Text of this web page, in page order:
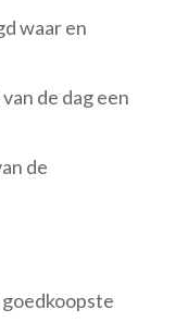
waar en
de dag een
de
goedkoopste